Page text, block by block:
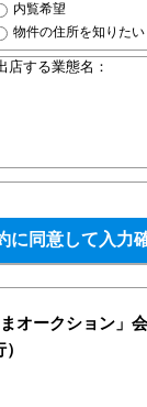
内覧希望
物件の住所を知りたい
まオークション」